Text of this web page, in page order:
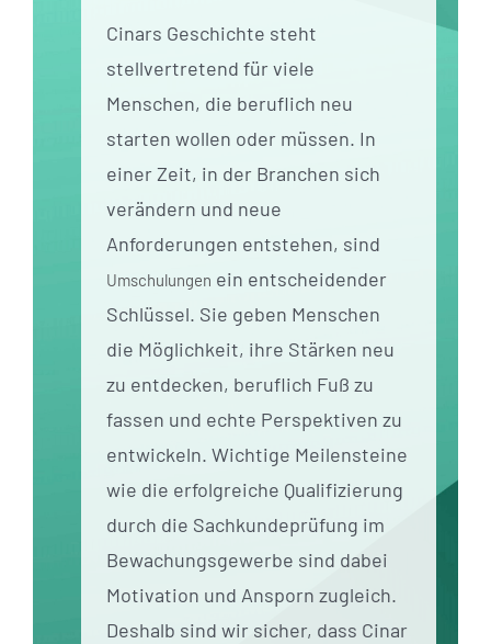
Cinars Geschichte steht
stellvertretend für viele
Menschen, die beruflich neu
starten wollen oder müssen. In
einer Zeit, in der Branchen sich
verändern und neue
Anforderungen entstehen, sind
Umschulungen ein entscheidender
Schlüssel. Sie geben Menschen
die Möglichkeit, ihre Stärken neu
zu entdecken, beruflich Fuß zu
fassen und echte Perspektiven zu
entwickeln. Wichtige Meilensteine
wie die erfolgreiche Qualifizierung
durch die Sachkundeprüfung im
Bewachungsgewerbe sind dabei
Motivation und Ansporn zugleich.
Deshalb sind wir sicher, dass Cinar